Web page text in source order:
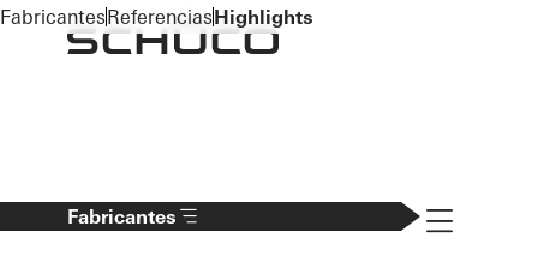
To the main content
Fabricantes Navigation
FabricantesReferenciasHighlights